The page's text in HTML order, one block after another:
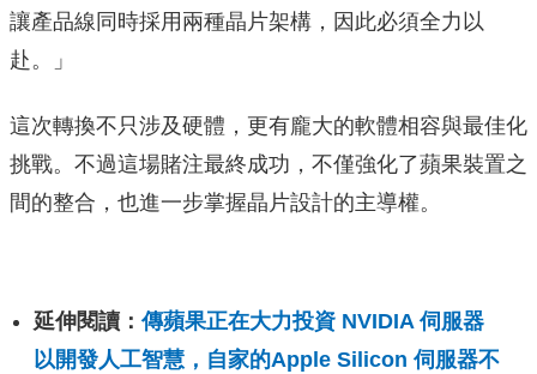
讓產品線同時採用兩種晶片架構，因此必須全力以
赴。」
這次轉換不只涉及硬體，更有龐大的軟體相容與最佳化
挑戰。不過這場賭注最終成功，不僅強化了蘋果裝置之
間的整合，也進一步掌握晶片設計的主導權。
延伸閱讀：傳蘋果正在大力投資 NVIDIA 伺服器
以開發人工智慧，自家的Apple Silicon 伺服器不